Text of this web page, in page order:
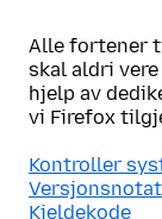
Alle fortener
skal aldri
hjelp av
vi Firefox
Kontroller
Versjonsnotat
Kjeldekode